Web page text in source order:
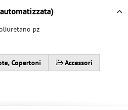
pz
Copertoni
Accessori